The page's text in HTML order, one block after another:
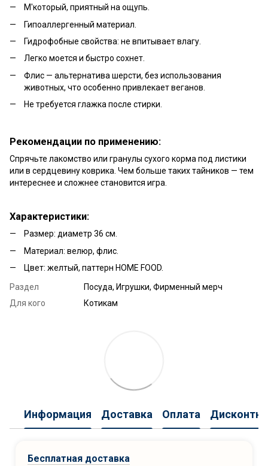
М'который, приятный на ощупь.
Гипоаллергенный материал.
Гидрофобные свойства: не впитывает влагу.
Легко моется и быстро сохнет.
Флис — альтернатива шерсти, без использования
животных, что особенно привлекает веганов.
Не требуется глажка после стирки.
Рекомендации по применению:
Спрячьте лакомство или гранулы сухого корма под листики
или в сердцевину коврика. Чем больше таких тайников — тем
интереснее и сложнее становится игра.
Характеристики:
Размер: диаметр 36 см.
Материал: велюр, флис.
Цвет: желтый, паттерн HOME FOOD.
Раздел
Посуда, Игрушки, Фирменный мерч
Для кого
Котикам
Информация Доставка Оплата
Бесплатная доставка